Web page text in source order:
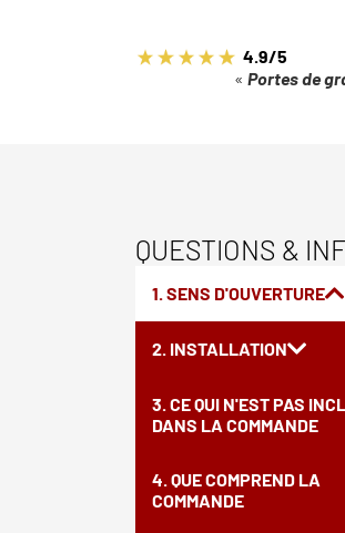
4.9/5
« Portes de
QUESTIONS &
1. SENS D'OUVERTURE
2. INSTALLATION
3. CE QUI N'EST PAS
DANS LA COMMANDE
4. QUE COMPREND LA
COMMANDE